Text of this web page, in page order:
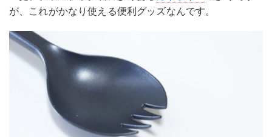
が、これがかなり使える便利グッズなんです。